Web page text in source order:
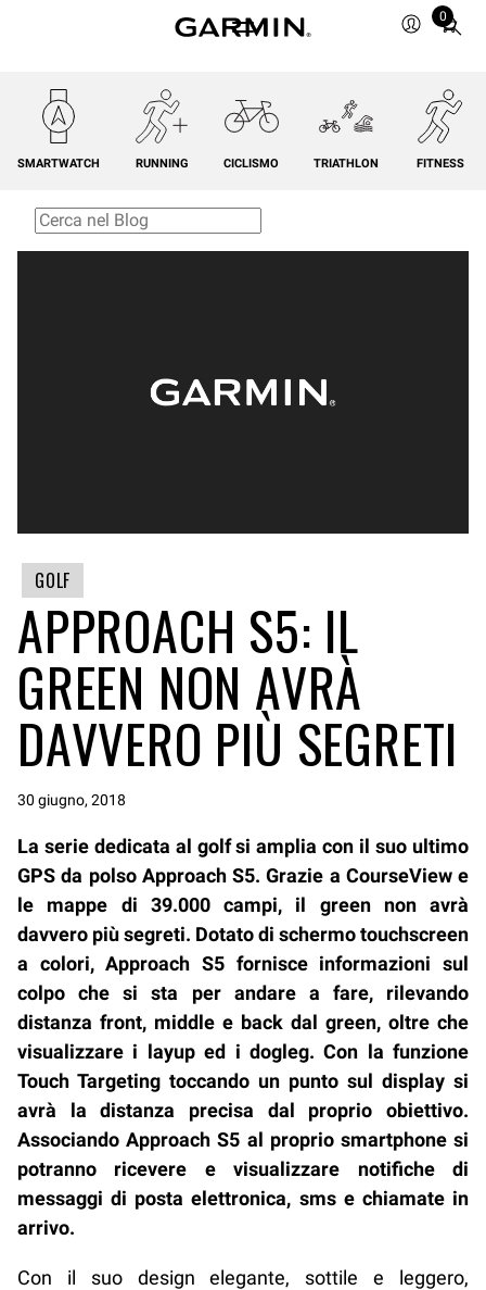
0
Total
cart:
0
SMARTWATCH RUNNING CICLISMO TRIATHLON FITNESS
GOLF
APPROACH S5: IL
GREEN NON AVRÀ
DAVVERO PIÙ SEGRETI
30 giugno, 2018
La serie dedicata al golf si amplia con il suo ultimo
GPS da polso Approach S5. Grazie a CourseView e
le mappe di 39.000 campi, il green non avrà
davvero più segreti. Dotato di schermo touchscreen
a colori, Approach S5 fornisce informazioni sul
colpo che si sta per andare a fare, rilevando
distanza front, middle e back dal green, oltre che
visualizzare i layup ed i dogleg. Con la funzione
Touch Targeting toccando un punto sul display si
avrà la distanza precisa dal proprio obiettivo.
Associando Approach S5 al proprio smartphone si
potranno ricevere e visualizzare notifiche di
messaggi di posta elettronica, sms e chiamate in
arrivo.
Con il suo design elegante, sottile e leggero,